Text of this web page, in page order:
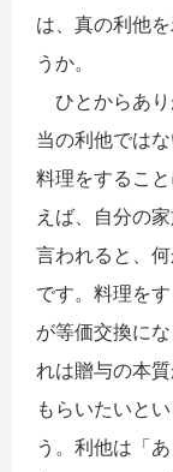
は、真の利他
うか。
ひとからあり
当の利他では
料理をするこ
えば、自分の
言われると、
です。料理を
が等価交換に
れは贈与の本
もらいたいと
う。利他は「